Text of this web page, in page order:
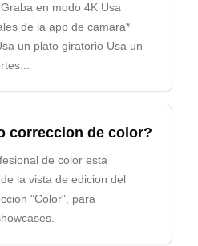
en modo 4K Usa
de la app de camara*
un plato giratorio Usa un
correccion de color?
de color esta
la vista de edicion del
"Color", para